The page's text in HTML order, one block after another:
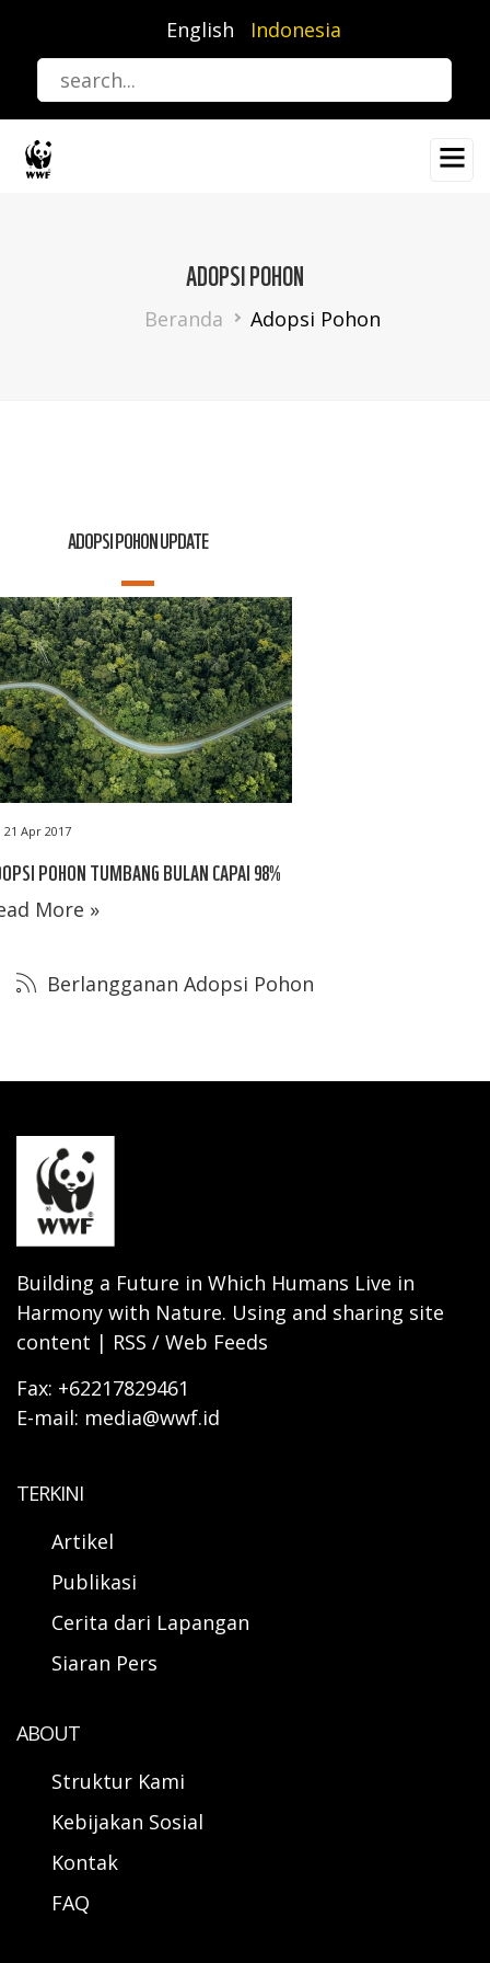
utama
English Indonesia
ADOPSI POHON
Breadcrumb
Beranda Adopsi Pohon
ADOPSI POHON UPDATE
21 Apr 2017
POHON TUMBANG BULAN CAPAI 98%
More »
Berlangganan Adopsi Pohon
Building a Future in Which Humans Live in
Harmony with Nature. Using and sharing site
content | RSS / Web Feeds
Fax: +62217829461
E-mail: media@wwf.id
TERKINI
Artikel
Publikasi
Cerita dari Lapangan
Siaran Pers
ABOUT
Struktur Kami
Kebijakan Sosial
Kontak
FAQ